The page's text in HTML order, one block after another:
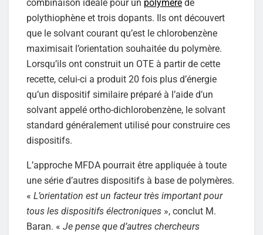
combinaison idéale pour un polymère de
polythiophène et trois dopants. Ils ont découvert
que le solvant courant qu’est le chlorobenzène
maximisait l’orientation souhaitée du polymère.
Lorsqu’ils ont construit un OTE à partir de cette
recette, celui-ci a produit 20 fois plus d’énergie
qu’un dispositif similaire préparé à l’aide d’un
solvant appelé ortho-dichlorobenzène, le solvant
standard généralement utilisé pour construire ces
dispositifs.
L’approche MFDA pourrait être appliquée à toute
une série d’autres dispositifs à base de polymères.
« L’orientation est un facteur très important pour
tous les dispositifs électroniques », conclut M.
Baran. « Je pense que d’autres chercheurs